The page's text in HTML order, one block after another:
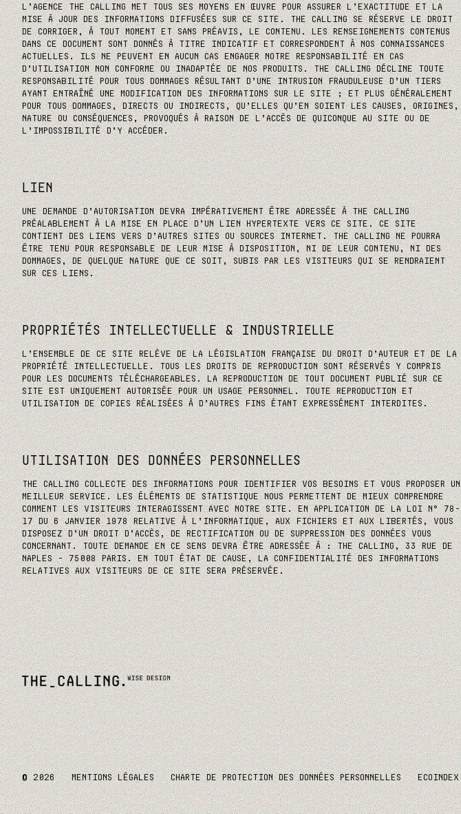
L’AGENCE THE CALLING MET TOUS SES MOYENS EN ŒUVRE POUR ASSURER L’EXACTITUDE ET LA
MISE À JOUR DES INFORMATIONS DIFFUSÉES SUR CE SITE. THE CALLING SE RÉSERVE LE DROIT
DE CORRIGER, À TOUT MOMENT ET SANS PRÉAVIS, LE CONTENU. LES RENSEIGNEMENTS CONTENUS
DANS CE DOCUMENT SONT DONNÉS À TITRE INDICATIF ET CORRESPONDENT À NOS CONNAISSANCES
ACTUELLES. ILS NE PEUVENT EN AUCUN CAS ENGAGER NOTRE RESPONSABILITÉ EN CAS
D’UTILISATION NON CONFORME OU INADAPTÉE DE NOS PRODUITS. THE CALLING DÉCLINE TOUTE
RESPONSABILITÉ POUR TOUS DOMMAGES RÉSULTANT D’UNE INTRUSION FRAUDULEUSE D’UN TIERS
AYANT ENTRAÎNÉ UNE MODIFICATION DES INFORMATIONS SUR LE SITE ; ET PLUS GÉNÉRALEMENT
POUR TOUS DOMMAGES, DIRECTS OU INDIRECTS, QU’ELLES QU’EN SOIENT LES CAUSES, ORIGINES,
NATURE OU CONSÉQUENCES, PROVOQUÉS À RAISON DE L’ACCÈS DE QUICONQUE AU SITE OU DE
L’IMPOSSIBILITÉ D’Y ACCÉDER.
LIEN
UNE DEMANDE D’AUTORISATION DEVRA IMPÉRATIVEMENT ÊTRE ADRESSÉE À THE CALLING
PRÉALABLEMENT À LA MISE EN PLACE D’UN LIEN HYPERTEXTE VERS CE SITE. CE SITE
CONTIENT DES LIENS VERS D’AUTRES SITES OU SOURCES INTERNET. THE CALLING NE POURRA
ÊTRE TENU POUR RESPONSABLE DE LEUR MISE À DISPOSITION, NI DE LEUR CONTENU, NI DES
DOMMAGES, DE QUELQUE NATURE QUE CE SOIT, SUBIS PAR LES VISITEURS QUI SE RENDRAIENT
SUR CES LIENS.
PROPRIÉTÉS INTELLECTUELLE & INDUSTRIELLE
L’ENSEMBLE DE CE SITE RELÈVE DE LA LÉGISLATION FRANÇAISE DU DROIT D’AUTEUR ET DE LA
PROPRIÉTÉ INTELLECTUELLE. TOUS LES DROITS DE REPRODUCTION SONT RÉSERVÉS Y COMPRIS
POUR LES DOCUMENTS TÉLÉCHARGEABLES. LA REPRODUCTION DE TOUT DOCUMENT PUBLIÉ SUR CE
SITE EST UNIQUEMENT AUTORISÉE POUR UN USAGE PERSONNEL. TOUTE REPRODUCTION ET
UTILISATION DE COPIES RÉALISÉES À D’AUTRES FINS ÉTANT EXPRESSÉMENT INTERDITES.
UTILISATION DES DONNÉES PERSONNELLES
THE CALLING COLLECTE DES INFORMATIONS POUR IDENTIFIER VOS BESOINS ET VOUS PROPOSER UN
MEILLEUR SERVICE. LES ÉLÉMENTS DE STATISTIQUE NOUS PERMETTENT DE MIEUX COMPRENDRE
COMMENT LES VISITEURS INTERAGISSENT AVEC NOTRE SITE. EN APPLICATION DE LA LOI N° 78-
17 DU 6 JANVIER 1978 RELATIVE À L’INFORMATIQUE, AUX FICHIERS ET AUX LIBERTÉS, VOUS
DISPOSEZ D’UN DROIT D’ACCÈS, DE RECTIFICATION OU DE SUPPRESSION DES DONNÉES VOUS
CONCERNANT. TOUTE DEMANDE EN CE SENS DEVRA ÊTRE ADRESSÉE À : THE CALLING, 33 RUE DE
NAPLES – 75008 PARIS. EN TOUT ÉTAT DE CAUSE, LA CONFIDENTIALITÉ DES INFORMATIONS
RELATIVES AUX VISITEURS DE CE SITE SERA PRÉSERVÉE.
© 2026 MENTIONS LÉGALES CHARTE DE PROTECTION DES DONNÉES PERSONNELLES ECOINDEX